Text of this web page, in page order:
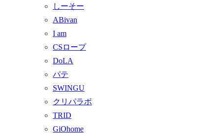
しーそー
ABivan
I am
CSロープ
DoLA
パテ
SWINGU
クリパラボ
TRID
GiOhome